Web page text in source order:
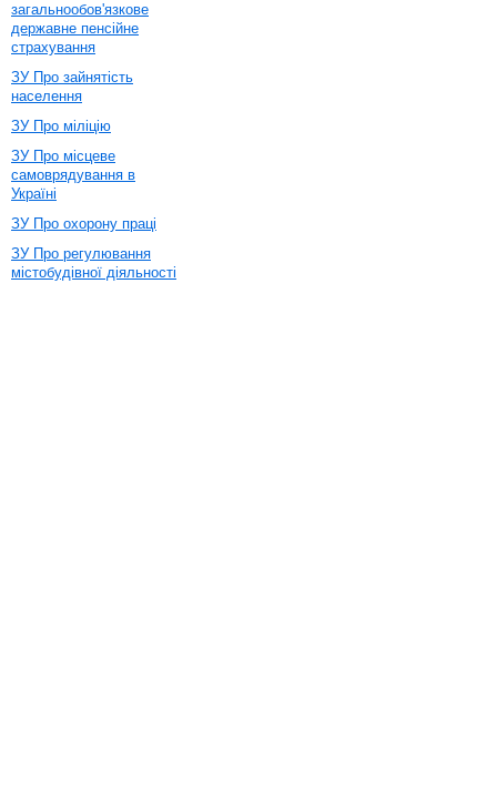
загальнообов'язкове
державне пенсійне
страхування
ЗУ Про зайнятість
населення
ЗУ Про міліцію
ЗУ Про місцеве
самоврядування в
Україні
ЗУ Про охорону праці
ЗУ Про регулювання
містобудівної діяльності